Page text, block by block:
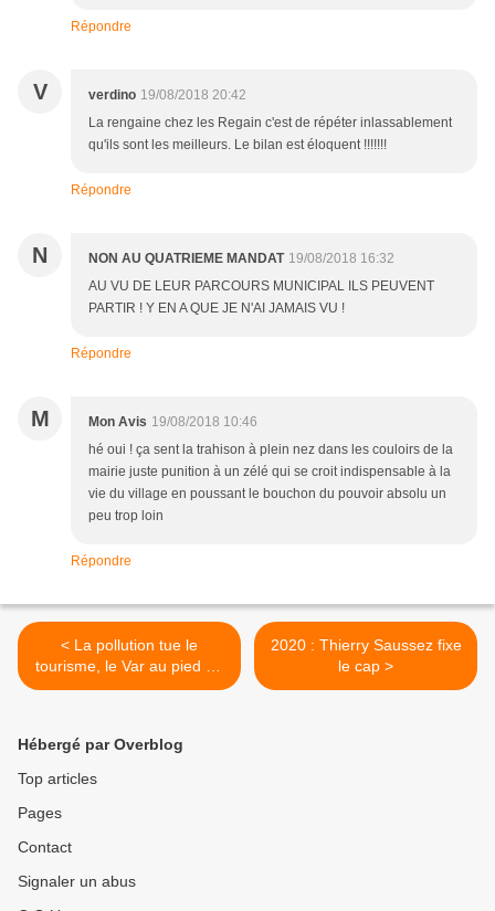
Répondre
V verdino 19/08/2018 20:42
La rengaine chez les Regain c'est de répéter inlassablement
qu'ils sont les meilleurs. Le bilan est éloquent !!!!!!!
Répondre
N NON AU QUATRIEME MANDAT 19/08/2018 16:32
AU VU DE LEUR PARCOURS MUNICIPAL ILS PEUVENT
PARTIR ! Y EN A QUE JE N'AI JAMAIS VU !
Répondre
M Mon Avis 19/08/2018 10:46
hé oui ! ça sent la trahison à plein nez dans les couloirs de la
mairie juste punition à un zélé qui se croit indispensable à la
vie du village en poussant le bouchon du pouvoir absolu un
peu trop loin
Répondre
< La pollution tue le
tourisme, le Var au pied du
mur !
2020 : Thierry Saussez fixe
le cap >
Hébergé par Overblog
Top articles
Pages
Contact
Signaler un abus